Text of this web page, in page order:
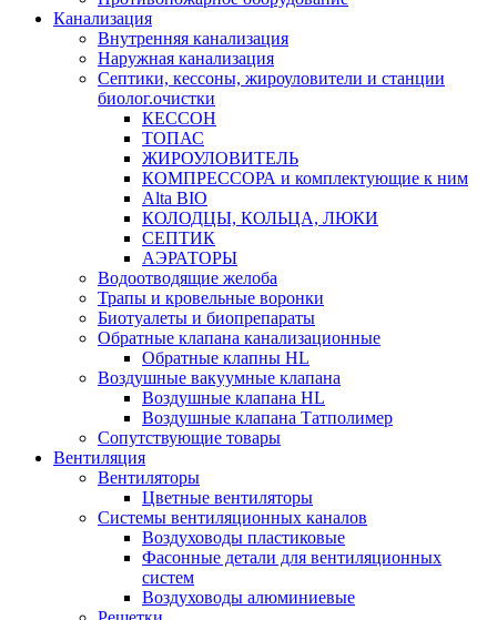
Канализация
Внутренняя канализация
Наружная канализация
Септики, кессоны, жироуловители и станции
биолог.очистки
КЕССОН
ТОПАС
ЖИРОУЛОВИТЕЛЬ
КОМПРЕССОРА и комплектующие к ним
Alta BIO
КОЛОДЦЫ, КОЛЬЦА, ЛЮКИ
СЕПТИК
АЭРАТОРЫ
Водоотводящие желоба
Трапы и кровельные воронки
Биотуалеты и биопрепараты
Обратные клапана канализационные
Обратные клапны HL
Воздушные вакуумные клапана
Воздушные клапана HL
Воздушные клапана Татполимер
Сопутствующие товары
Вентиляция
Вентиляторы
Цветные вентиляторы
Системы вентиляционных каналов
Воздуховоды пластиковые
Фасонные детали для вентиляционных
систем
Воздуховоды алюминиевые